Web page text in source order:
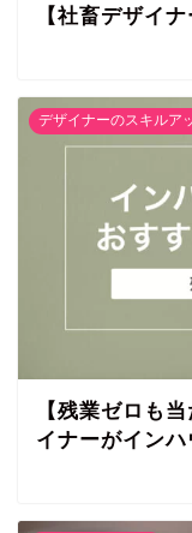
【社畜デザイナ
デザイナーのスキルア
【残業ゼロも
イナーがイン